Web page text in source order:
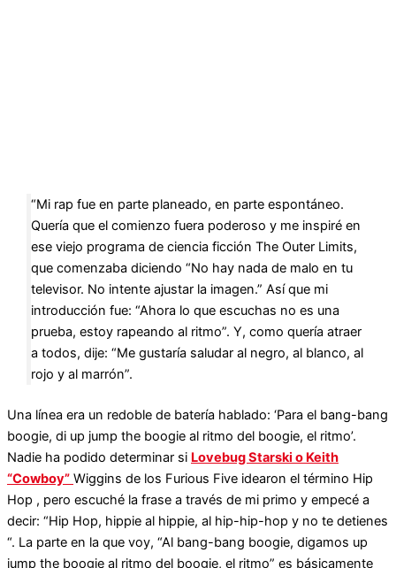
“Mi rap fue en parte planeado, en parte espontáneo.
Quería que el comienzo fuera poderoso y me inspiré en
ese viejo programa de ciencia ficción The Outer Limits,
que comenzaba diciendo “No hay nada de malo en tu
televisor. No intente ajustar la imagen.” Así que mi
introducción fue: “Ahora lo que escuchas no es una
prueba, estoy rapeando al ritmo”. Y, como quería atraer
a todos, dije: “Me gustaría saludar al negro, al blanco, al
rojo y al marrón”.
Una línea era un redoble de batería hablado: ‘Para el bang-bang
boogie, di up jump the boogie al ritmo del boogie, el ritmo’.
Nadie ha podido determinar si Lovebug Starski o Keith
“Cowboy” Wiggins de los Furious Five idearon el término Hip
Hop , pero escuché la frase a través de mi primo y empecé a
decir: “Hip Hop, hippie al hippie, al hip-hip-hop y no te detienes
“. La parte en la que voy, “Al bang-bang boogie, digamos up
jump the boogie al ritmo del boogie, el ritmo” es básicamente